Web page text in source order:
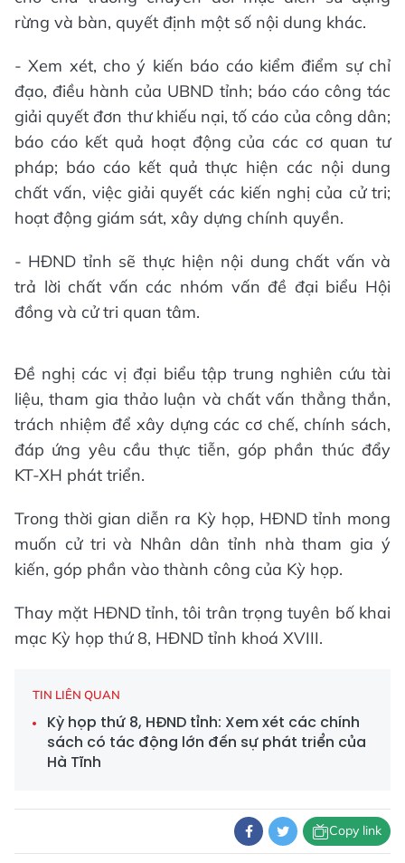
rừng và bàn, quyết định một số nội dung khác.
- Xem xét, cho ý kiến báo cáo kiểm điểm sự chỉ
đạo, điều hành của UBND tỉnh; báo cáo công tác
giải quyết đơn thư khiếu nại, tố cáo của công dân;
báo cáo kết quả hoạt động của các cơ quan tư
pháp; báo cáo kết quả thực hiện các nội dung
chất vấn, việc giải quyết các kiến nghị của cử tri;
hoạt động giám sát, xây dựng chính quyền.
- HĐND tỉnh sẽ thực hiện nội dung chất vấn và
trả lời chất vấn các nhóm vấn đề đại biểu Hội
đồng và cử tri quan tâm.
Đề nghị các vị đại biểu tập trung nghiên cứu tài
liệu, tham gia thảo luận và chất vấn thẳng thắn,
trách nhiệm để xây dựng các cơ chế, chính sách,
đáp ứng yêu cầu thực tiễn, góp phần thúc đẩy
KT-XH phát triển.
Trong thời gian diễn ra Kỳ họp, HĐND tỉnh mong
muốn cử tri và Nhân dân tỉnh nhà tham gia ý
kiến, góp phần vào thành công của Kỳ họp.
Thay mặt HĐND tỉnh, tôi trân trọng tuyên bố khai
mạc Kỳ họp thứ 8, HĐND tỉnh khoá XVIII.
TIN LIÊN QUAN
Kỳ họp thứ 8, HĐND tỉnh: Xem xét các chính
sách có tác động lớn đến sự phát triển của
Hà Tĩnh
Copy link